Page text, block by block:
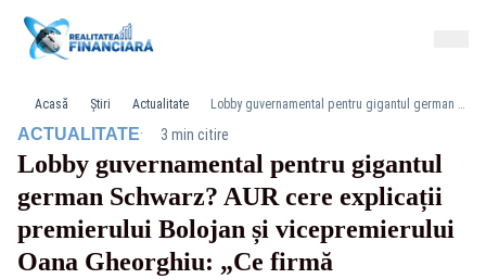
Acasă Știri Actualitate Lobby guvernamental pentru gigantul german Schwarz? AUR cere explicații premierului Bolojan și vicepremierului Oana Gheorghiu: „Ce firmă românească de IT a fost tratată similar?”
ACTUALITATE· 3 min citire
Lobby guvernamental pentru gigantul
german Schwarz? AUR cere explicații
premierului Bolojan și vicepremierului
Oana Gheorghiu: „Ce firmă